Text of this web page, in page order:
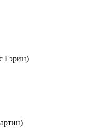
Гэрин)